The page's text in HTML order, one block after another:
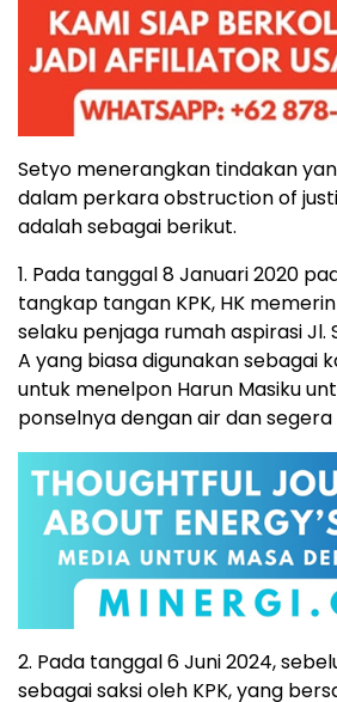
Setyo menerangkan tindakan
dalam perkara obstruction of
adalah sebagai berikut.
1. Pada tanggal 8 Januari 2020
tangkap tangan KPK, HK
selaku penjaga rumah aspirasi Jl.
A yang biasa digunakan sebagai
untuk menelpon Harun Masiku
ponselnya dengan air dan
2. Pada tanggal 6 Juni 2024,
sebagai saksi oleh KPK, yang